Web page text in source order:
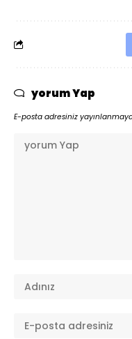
yorum Yap
E-posta adresiniz